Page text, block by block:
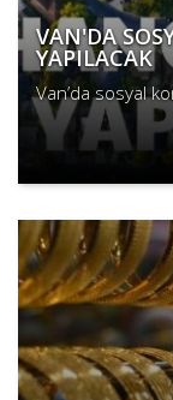
VAN'DA
YAPILACAK
Van’da sosyal